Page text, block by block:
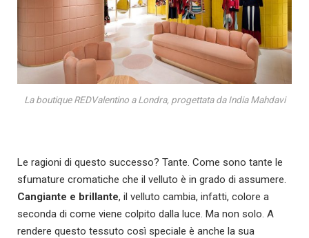
La boutique REDValentino a Londra, progettata da India Mahdavi
Le ragioni di questo successo? Tante. Come sono tante le
sfumature cromatiche che il velluto è in grado di assumere.
Cangiante e brillante, il velluto cambia, infatti, colore a
seconda di come viene colpito dalla luce. Ma non solo. A
rendere questo tessuto così speciale è anche la sua